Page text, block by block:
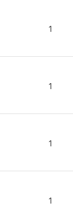
1
1
1
1